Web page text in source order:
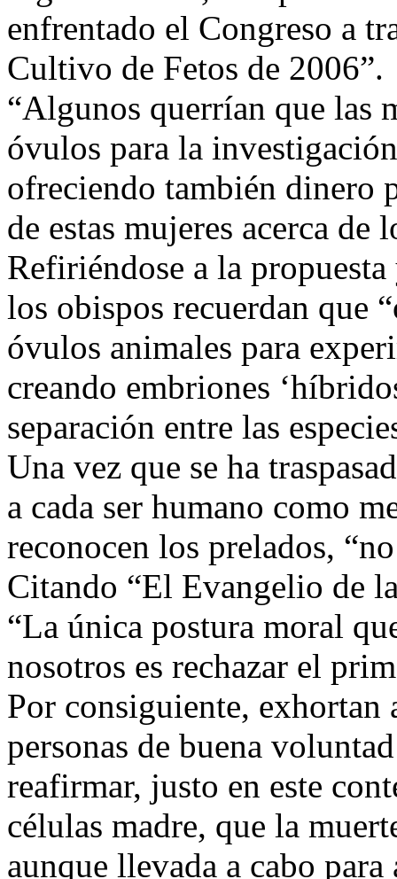
enfrentado el Congreso a
Cultivo de Fetos de 2006”.
“Algunos querrían que las
óvulos para la
ofreciendo también dinero
de estas mujeres acerca de
Refiriéndose a la
los obispos recuerdan que
óvulos animales para
creando embriones
separación entre las
Una vez que se ha
a cada ser humano como
reconocen los prelados,
Citando “El Evangelio de
“La única postura moral
nosotros es rechazar el
Por consiguiente, exhortan
personas de buena
reafirmar, justo en este
células madre, que la
aunque llevada a cabo